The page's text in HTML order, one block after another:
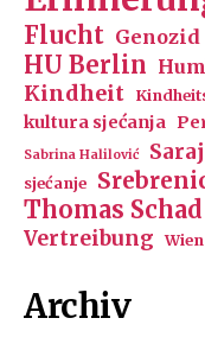
Flucht Genozid
HU Berlin
Kindheit
kultura sjećanja
Sabrina Halilović
sjećanje
Thomas Schad
Vertreibung Wien
Archiv